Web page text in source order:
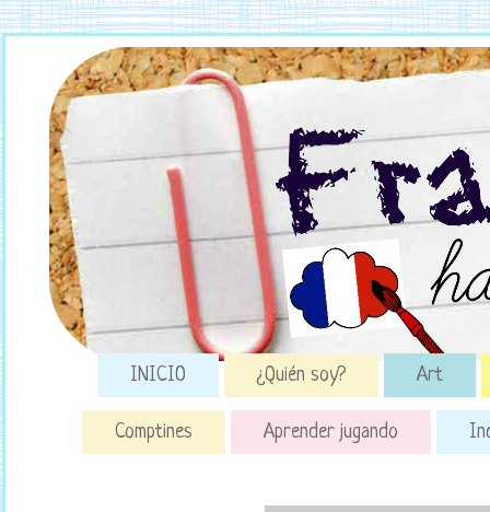
INICIO ¿Quién soy? Art
Comptines Aprender jugando